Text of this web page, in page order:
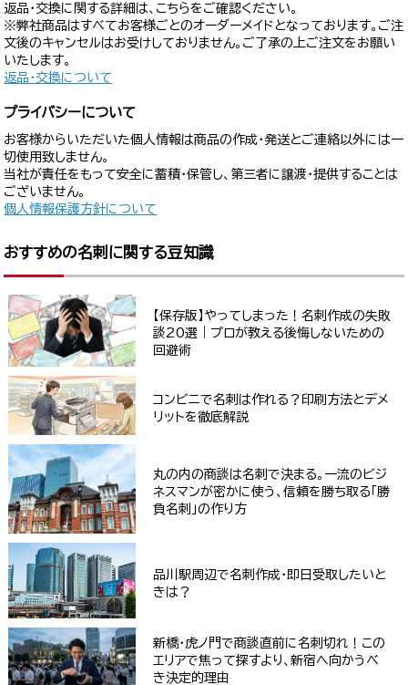
返品・交換に関する詳細は、こちらをご確認ください。
※弊社商品はすべてお客様ごとのオーダーメイドとなっております。ご注
文後のキャンセルはお受けしておりません。ご了承の上ご注文をお願い
いたします。
返品・交換について
プライバシーについて
お客様からいただいた個人情報は商品の作成・発送とご連絡以外には一
切使用致しません。
当社が責任をもって安全に蓄積・保管し、第三者に譲渡・提供することは
ございません。
個人情報保護方針について
おすすめの名刺に関する豆知識
【保存版】やってしまった！名刺作成の失敗
談20選｜プロが教える後悔しないための
回避術
コンビニで名刺は作れる？印刷方法とデメ
リットを徹底解説
丸の内の商談は名刺で決まる。一流のビジ
ネスマンが密かに使う、信頼を勝ち取る「勝
負名刺」の作り方
品川駅周辺で名刺作成・即日受取したいと
きは？
新橋・虎ノ門で商談直前に名刺切れ！この
エリアで焦って探すより、新宿へ向かうべ
き決定的理由